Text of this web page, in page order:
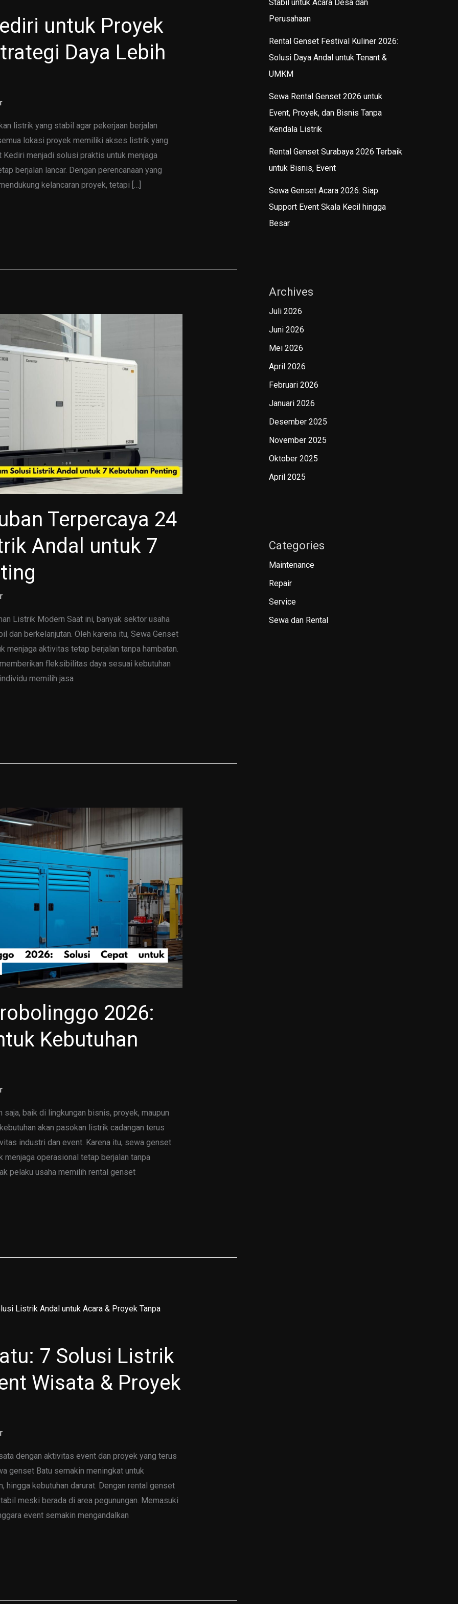
untuk Proyek
Daya Lebih
listrik yang stabil agar pekerjaan berjalan
lokasi proyek memiliki akses listrik yang
menjadi solusi praktis untuk menjaga
berjalan lancar. Dengan perencanaan yang
kelancaran proyek, tetapi […]
Terpercaya 24
Andal untuk 7
Listrik Modern Saat ini, banyak sektor usaha
dan berkelanjutan. Oleh karena itu, Sewa Genset
menjaga aktivitas tetap berjalan tanpa hambatan.
fleksibilitas daya sesuai kebutuhan
memilih jasa
2026:
Kebutuhan
baik di lingkungan bisnis, proyek, maupun
akan pasokan listrik cadangan terus
industri dan event. Karena itu, sewa genset
operasional tetap berjalan tanpa
pelaku usaha memilih rental genset
7 Solusi Listrik
Wisata & Proyek
dengan aktivitas event dan proyek yang terus
genset Batu semakin meningkat untuk
hingga kebutuhan darurat. Dengan rental genset
meski berada di area pegunungan. Memasuki
event semakin mengandalkan
Stabil untuk Acara Desa dan
Perusahaan
Rental Genset Festival Kuliner 2026:
Solusi Daya Andal untuk Tenant &
UMKM
Sewa Rental Genset 2026 untuk
Event, Proyek, dan Bisnis Tanpa
Kendala Listrik
Rental Genset Surabaya 2026 Terbaik
untuk Bisnis, Event
Sewa Genset Acara 2026: Siap
Support Event Skala Kecil hingga
Besar
Archives
Juli 2026
Juni 2026
Mei 2026
April 2026
Februari 2026
Januari 2026
Desember 2025
November 2025
Oktober 2025
April 2025
Categories
Maintenance
Repair
Service
Sewa dan Rental